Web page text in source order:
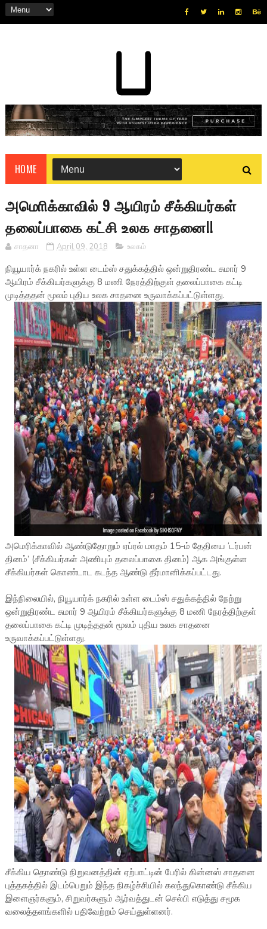
HOME
அமொிக்காவில் 9 ஆயிரம் சீக்கியர்கள்
தலைப்பாகை கட்சி உலக சாதனை!!
சாதனா April 09, 2018 உலகம்
நியூயார்க் நகரில் உள்ள டைம்ஸ் சதுக்கத்தில் ஒன்றுதிரண்ட சுமார் 9
ஆயிரம் சீக்கியர்களுக்கு 8 மணி நேரத்திற்குள் தலைப்பாகை கட்டி
முடித்ததன் மூலம் புதிய உலக சாதனை உருவாக்கப்பட்டுள்ளது.
அமெரிக்காவில் ஆண்டுதோறும் ஏப்ரல் மாதம் 15-ம் தேதியை ‘டர்பன்
தினம்’ (சீக்கியர்கள் அணியும் தலைப்பாகை தினம்) ஆக அங்குள்ள
சீக்கியர்கள் கொண்டாட கடந்த ஆண்டு தீர்மானிக்கப்பட்டது.
இந்நிலையில், நியூயார்க் நகரில் உள்ள டைம்ஸ் சதுக்கத்தில் நேற்று
ஒன்றுதிரண்ட சுமார் 9 ஆயிரம் சீக்கியர்களுக்கு 8 மணி நேரத்திற்குள்
தலைப்பாகை கட்டி முடித்ததன் மூலம் புதிய உலக சாதனை
உருவாக்கப்பட்டுள்ளது.
சீக்கிய தொண்டு நிறுவனத்தின் ஏற்பாட்டின் பேரில் கின்னஸ் சாதனை
புத்தகத்தில் இடம்பெறும் இந்த நிகழ்ச்சியில் கலந்துகொண்டு சீக்கிய
இளைஞர்களும், சிறுவர்களும் ஆர்வத்துடன் செல்பி எடுத்து சமூக
வலைத்தளங்களில் பதிவேற்றம் செய்துள்ளனர்.